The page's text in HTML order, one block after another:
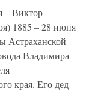
– Виктор
1885 – 28 июня
Астраханской
Владимира
края. Его дед